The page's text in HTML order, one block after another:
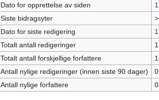
Dato for opprettelse av siden
Siste bidragsyter
Dato for siste redigering
Totalt antall redigeringer
1
Totalt antall forskjellige forfattere
1
Antall nylige redigeringer (innen siste 90 dager)
0
Antall nylige forfattere
0